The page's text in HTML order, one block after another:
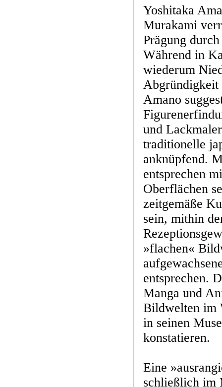
Yoshitaka
Murakami
Prägung
Während in
wiederum
Abgründigkeit
Amano
und
traditionelle
anknüpfend.
entsprechen
Oberflächen
zeitgemäße
sein, mithin
»flachen«
entsprechen.
Manga und
Bildwelten im
in seinen
konstatieren.
Eine
schließlich im